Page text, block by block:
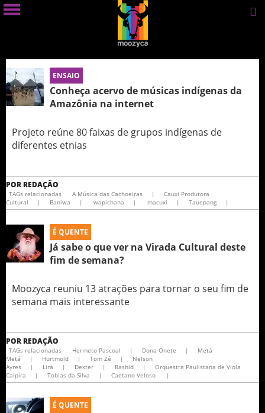
ENSAIO
Conheça acervo de músicas indígenas da
Amazônia na internet
Projeto reúne 80 faixas de grupos indígenas de
diferentes etnias
POR REDAÇÃO
TAGs relacionadas A Música das Cachoeiras |
Cauxi Produtora
Cultural
| Baniwa | wapichana | macuxi | Tauepang |
É QUENTE
Já sabe o que ver na Virada Cultural deste
fim de semana?
Moozyca reuniu 13 atrações para tornar o seu fim de
semana mais interessante
POR REDAÇÃO
TAGs relacionadas Hermeto Pascoal | Dona Onete |
Metá
Metá
| Hurtmold | Tom Zé |
Nelson
Ayres
| Lira | Dexter | Rashid |
Orquestra Paulistana de Viola
Caipira
| Tobias da Silva | Caetano Veloso |
É QUENTE